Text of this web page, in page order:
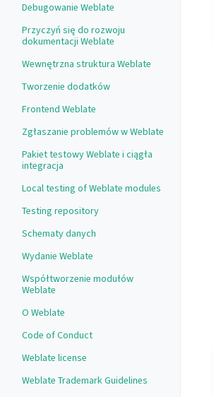
Debugowanie Weblate
Przyczyń się do rozwoju
dokumentacji Weblate
Wewnętrzna struktura Weblate
Tworzenie dodatków
Frontend Weblate
Zgłaszanie problemów w Weblate
Pakiet testowy Weblate i ciągła
integracja
Local testing of Weblate modules
Testing repository
Schematy danych
Wydanie Weblate
Współtworzenie modułów
Weblate
O Weblate
Code of Conduct
Weblate license
Weblate Trademark Guidelines